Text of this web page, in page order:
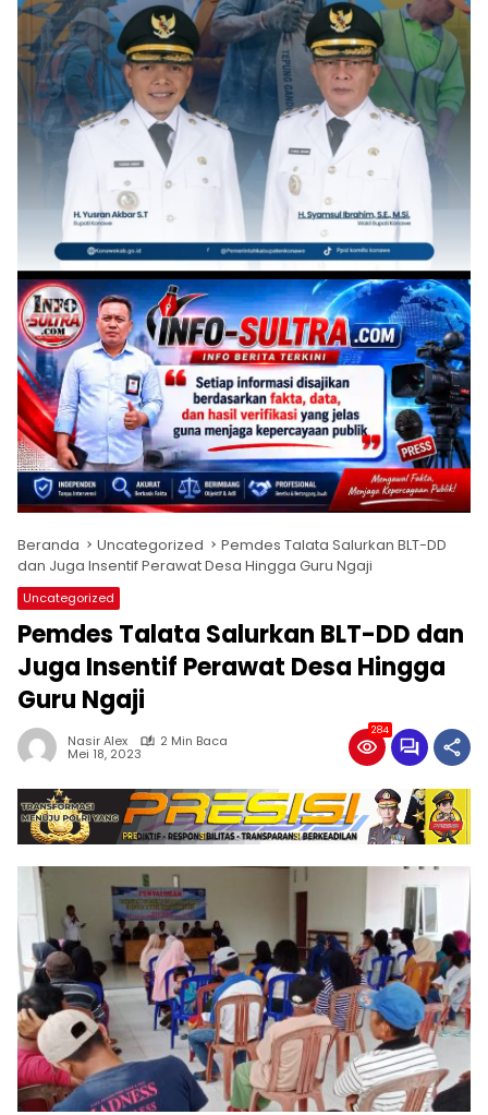
Beranda Uncategorized
Pemdes Talata Salurkan BLT-DD
dan Juga Insentif Perawat Desa Hingga Guru Ngaji
Uncategorized
Pemdes Talata Salurkan BLT-DD dan
Juga Insentif Perawat Desa Hingga
Guru Ngaji
Nasir Alex 2 Min Baca
Mei 18, 2023
284